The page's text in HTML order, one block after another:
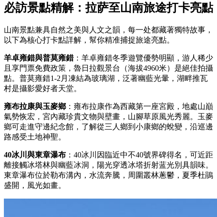
必訪景點精解：拉萨至山南旅途打卡亮點
山南景點兼具自然之美與人文之韻，每一处都藏著獨特故事，
以下為核心打卡點詳解，幫你精准捕捉旅途亮點。
羊卓雍錯與普莫雍錯：羊卓雍錯冬季遊覽優勢明顯，游人稀少
且享門票免費政策，魯日拉觀景台（海拔4960米）是絕佳拍攝
點。普莫雍錯1-2月凍結為玻璃湖，泛著幽藍光暈，湖畔推瓦
村是攝影愛好者天堂。
雍布拉康與玉麥鄉：雍布拉康作為西藏第一座宮殿，地處山巔
氣勢恢宏，宮內藏珍貴文物與壁畫，山腳草原風光秀麗。玉麥
鄉可走進守邊紀念館，了解從三人鄉到小康鄉的蛻變，沿巡邊
路感受土地神聖。
40冰川與東章瀑布 ：40冰川因臨近中不40號界碑得名，可近距
離接觸冰塔林與幽藍冰洞，陽光穿透冰塔折射蓝光別具韻味。
東章瀑布位於勒布溝內，水流奔騰，周圍叢林蔥鬱，夏季杜鵑
盛開，風光如畫。